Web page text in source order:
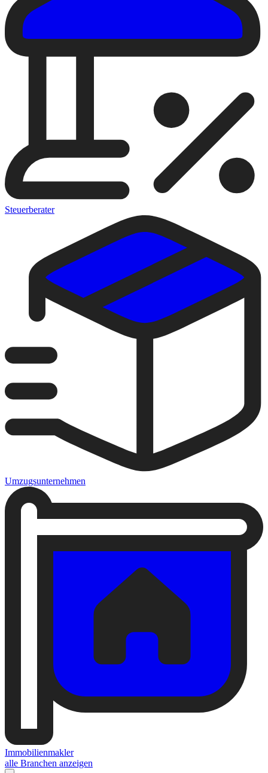
Steuerberater
Umzugsunternehmen
Immobilienmakler
alle Branchen anzeigen